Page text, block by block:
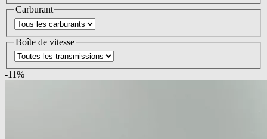
Carburant
Boîte de vitesse
-11%